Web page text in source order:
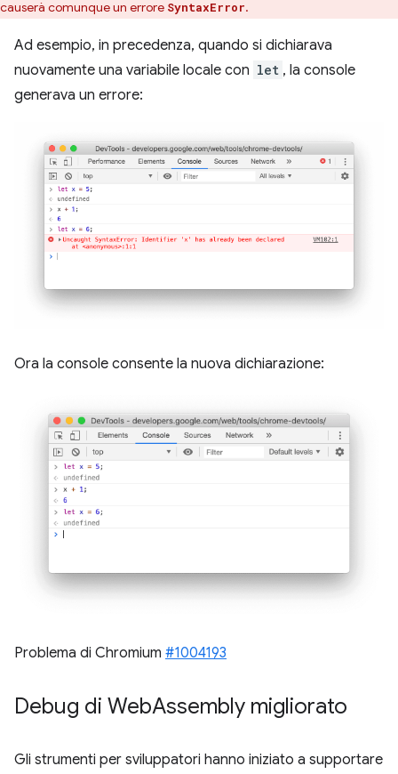
causerà comunque un errore SyntaxError.
Ad esempio, in precedenza, quando si dichiarava
nuovamente una variabile locale con let , la console
generava un errore:
Ora la console consente la nuova dichiarazione:
Problema di Chromium #1004193
Debug di WebAssembly migliorato
Gli strumenti per sviluppatori hanno iniziato a supportare